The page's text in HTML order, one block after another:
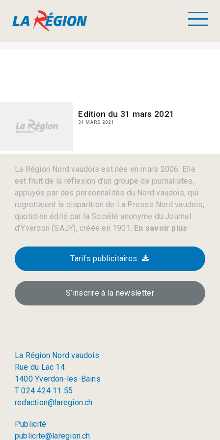
Edition du 31 mars 2021
31 MARS 2021
La Région Nord vaudois est née en mars 2006. Elle
est fruit de la réflexion d’un groupe de journalistes,
appuyés par des personnalités du Nord vaudois, qui
regrettaient la disparition de La Presse Nord vaudois,
quotidien édité par la Société anonyme du Journal
d’Yverdon (SAJY), créée en 1901. En savoir plus
Tarifs publicitaires
S’inscrire à la newsletter
La Région Nord vaudois
Rue du Lac 14
1400 Yverdon-les-Bains
T 024 424 11 55
redaction@laregion.ch
Publicité
publicite@laregion.ch